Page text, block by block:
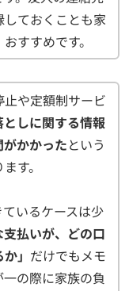
ておくことも家
すすめです。
や定額制サービ
しに関する情報
かかったという
す。
いるケースは少
支払いが、どの口
」 だけでもメモ
の際に家族の負